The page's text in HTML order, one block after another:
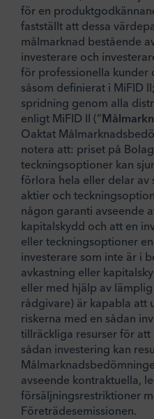
för en
fastställt att dessa
målmarknad bestående
investerare och
för professionella
såsom definierat i MiFID
spridning genom alla
enligt MiFID II (”
Oaktat
notera att: priset på
teckningsoptioner kan
förlora hela eller delar av
aktier och
någon garanti avseende
kapitalskydd och att en
eller teckningsoptioner
investerare som inte är i
avkastning eller
eller med hjälp av
rådgivare) är kapabla att
riskerna med en sådan
tillräckliga resurser för
sådan investering kan
avseende kontraktuella,
försäljningsrestriktioner
Företrädesemissionen.